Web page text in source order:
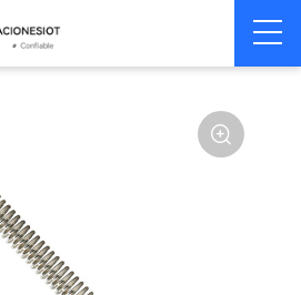
Antena
